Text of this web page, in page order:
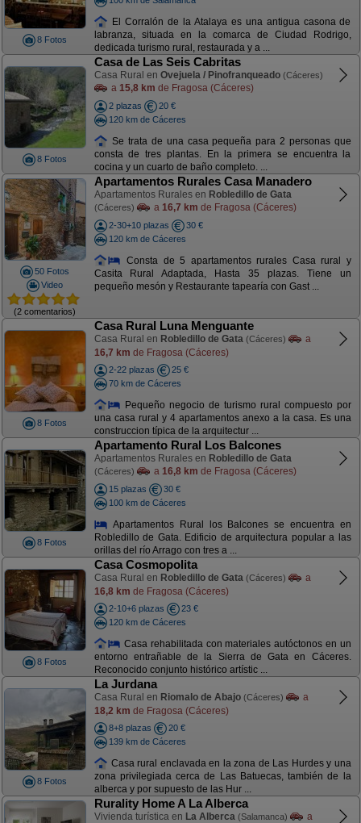
8 Fotos
El Corralón de la Atalaya es una antigua casona de
labranza, situada en la comarca de Ciudad Rodrigo,
dedicada turismo rural, restaurada y a ...
8 Fotos
Casa de Las Seis Cabritas
Casa Rural en Ovejuela / Pinofranqueado (Cáceres)
a 15,8 km de Fragosa (Cáceres)
2 plazas
20 €
120 km de Cáceres
Se trata de una casa pequeña para 2 personas que
consta de tres plantas. En la primera se encuentra la
cocina y un cuarto de baño completo. ...
50 Fotos
Video
(2 comentarios)
Apartamentos Rurales Casa Manadero
Apartamentos Rurales en Robledillo de Gata
(Cáceres) a 16,7 km de Fragosa (Cáceres)
2-30+10 plazas
30 €
120 km de Cáceres
Consta de 5 apartamentos rurales Casa rural y
Casita Rural Adaptada, Hasta 35 plazas. Tiene un
pequeño mesón y Restaurante tapearía con Gast ...
8 Fotos
Casa Rural Luna Menguante
Casa Rural en Robledillo de Gata (Cáceres)
a
16,7 km de Fragosa (Cáceres)
2-22 plazas
25 €
70 km de Cáceres
Pequeño negocio de turismo rural compuesto por
una casa rural y 4 apartamentos anexo a la casa. Es una
construccion típica de la arquitectur ...
8 Fotos
Apartamento Rural Los Balcones
Apartamentos Rurales en Robledillo de Gata
(Cáceres) a 16,8 km de Fragosa (Cáceres)
15 plazas
30 €
100 km de Cáceres
Apartamentos Rural los Balcones se encuentra en
Robledillo de Gata. Edificio de arquitectura popular a las
orillas del río Arrago con tres a ...
8 Fotos
Casa Cosmopolita
Casa Rural en Robledillo de Gata (Cáceres)
a
16,8 km de Fragosa (Cáceres)
2-10+6 plazas
23 €
120 km de Cáceres
Casa rehabilitada con materiales autóctonos en un
entorno entrañable de la Sierra de Gata en Cáceres.
Reconocido conjunto histórico artístic ...
8 Fotos
La Jurdana
Casa Rural en Riomalo de Abajo (Cáceres)
a
18,2 km de Fragosa (Cáceres)
8+8 plazas
20 €
139 km de Cáceres
Casa rural enclavada en la zona de Las Hurdes y una
zona privilegiada cerca de Las Batuecas, también de la
alberca y por supuesto de las Hur ...
Rurality Home A La Alberca
Vivienda turística en La Alberca (Salamanca)
a